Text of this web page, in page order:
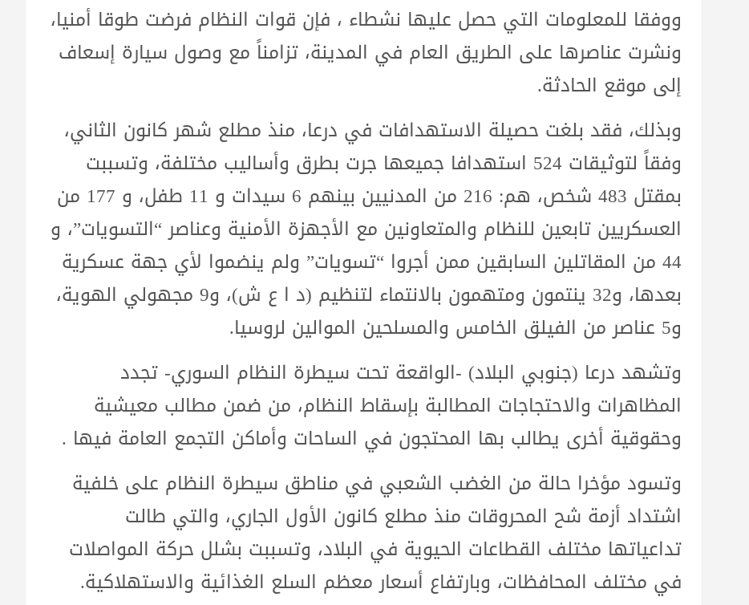
ووفقا للمعلومات التي حصل عليها نشطاء ، فإن قوات النظام فرضت طوقا أمنيا،
ونشرت عناصرها على الطريق العام في المدينة، تزامناً مع وصول سيارة إسعاف
إلى موقع الحادثة.
وبذلك، فقد بلغت حصيلة الاستهدافات في درعا، منذ مطلع شهر كانون الثاني،
وفقاً لتوثيقات 524 استهدافا جميعها جرت بطرق وأساليب مختلفة، وتسببت
بمقتل 483 شخص، هم: 216 من المدنيين بينهم 6 سيدات و 11 طفل، و 177 من
العسكريين تابعين للنظام والمتعاونين مع الأجهزة الأمنية وعناصر “التسويات”، و
44 من المقاتلين السابقين ممن أجروا “تسويات” ولم ينضموا لأي جهة عسكرية
بعدها، و32 ينتمون ومتهمون بالانتماء لتنظيم (د ا ع ش)، و9 مجهولي الهوية،
و5 عناصر من الفيلق الخامس والمسلحين الموالين لروسيا.
وتشهد درعا (جنوبي البلاد) -الواقعة تحت سيطرة النظام السوري- تجدد
المظاهرات والاحتجاجات المطالبة بإسقاط النظام، من ضمن مطالب معيشية
وحقوقية أخرى يطالب بها المحتجون في الساحات وأماكن التجمع العامة فيها .
وتسود مؤخرا حالة من الغضب الشعبي في مناطق سيطرة النظام على خلفية
اشتداد أزمة شح المحروقات منذ مطلع كانون الأول الجاري، والتي طالت
تداعياتها مختلف القطاعات الحيوية في البلاد، وتسببت بشلل حركة المواصلات
في مختلف المحافظات، وبارتفاع أسعار معظم السلع الغذائية والاستهلاكية.